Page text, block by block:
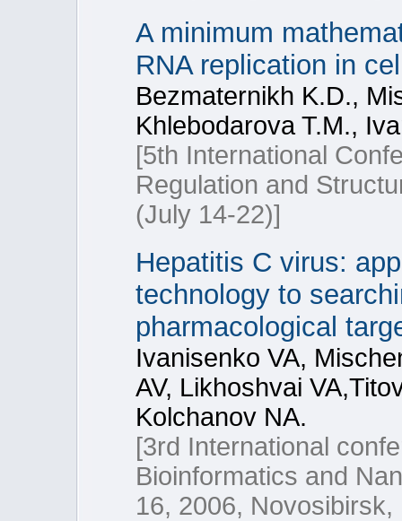
A minimum
RNA replication in
Bezmaternikh K.D.,
Khlebodarova T.M.,
[5th International
Regulation and
(July 14-22)]
Hepatitis C virus:
technology to
pharmacological
Ivanisenko VA,
AV, Likhoshvai
Kolchanov NA.
[3rd International
Bioinformatics and
16, 2006, Novosibirsk,